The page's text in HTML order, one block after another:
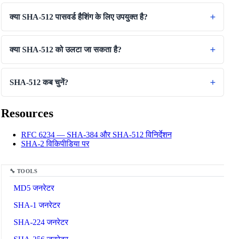
🔗 Related Tools
🔧 TOOLS
MD5 जनरेटर
SHA-1 जनरेटर
SHA-224 जनरेटर
क्या SHA-512 पासवर्ड हैशिंग के लिए उपयुक्त है?
क्या SHA-512 को उलटा जा सकता है?
SHA-512 कब चुनें?
Resources
RFC 6234 — SHA-384 और SHA-512 विनिर्देशन
SHA-2 विकिपीडिया पर